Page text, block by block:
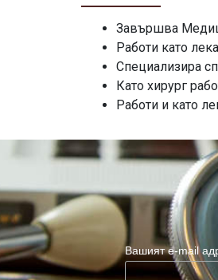
Завършва
Работи като
Специализира
Като хирург
Работи и като
Вашият e-mail